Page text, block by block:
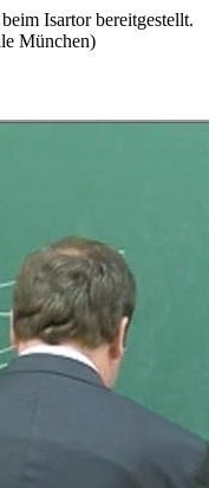
Isartor bereitgestellt.
München)